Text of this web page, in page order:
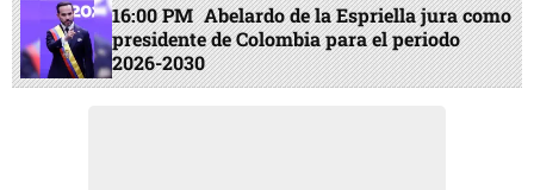
16:00 PM Abelardo de la Espriella jura como
presidente de Colombia para el periodo
2026-2030